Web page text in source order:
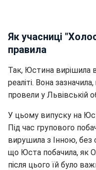
Як учасниці
правила
Так, Юстина вирішила
реаліті. Вона
провели у Львівській
У цьому випуску на
Під час групового
вирушила з Інною, без
що Юста побачила, як
після цього їй було